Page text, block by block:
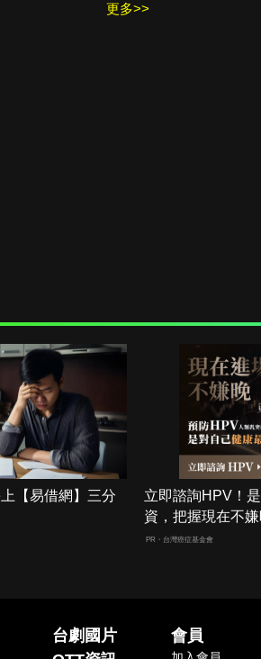
更多>>
【易借網】三分
立即諮詢HPV！
資，把握現在不嫌
PR・台灣癌症基金會
台劇國片
會員